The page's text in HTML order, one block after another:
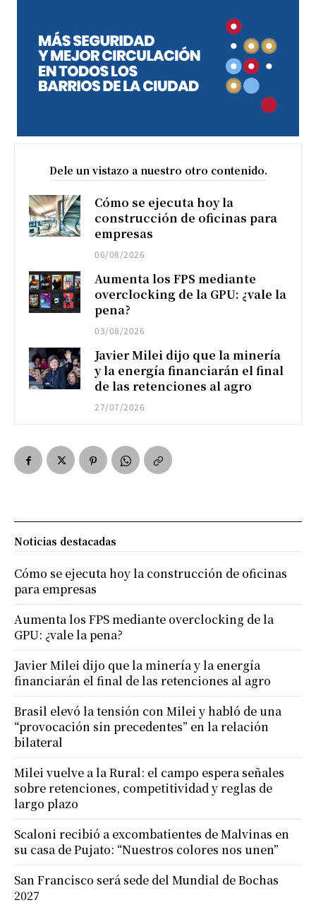
Dele un vistazo a nuestro otro contenido.
Cómo se ejecuta hoy la
construcción de oficinas para
empresas
06/08/2026
Aumenta los FPS mediante
overclocking de la GPU: ¿vale la
pena?
03/08/2026
Javier Milei dijo que la minería
y la energía financiarán el final
de las retenciones al agro
27/07/2026
Noticias destacadas
Cómo se ejecuta hoy la construcción de oficinas
para empresas
Aumenta los FPS mediante overclocking de la
GPU: ¿vale la pena?
Javier Milei dijo que la minería y la energía
financiarán el final de las retenciones al agro
Brasil elevó la tensión con Milei y habló de una
“provocación sin precedentes” en la relación
bilateral
Milei vuelve a la Rural: el campo espera señales
sobre retenciones, competitividad y reglas de
largo plazo
Scaloni recibió a excombatientes de Malvinas en
su casa de Pujato: “Nuestros colores nos unen”
San Francisco será sede del Mundial de Bochas
2027